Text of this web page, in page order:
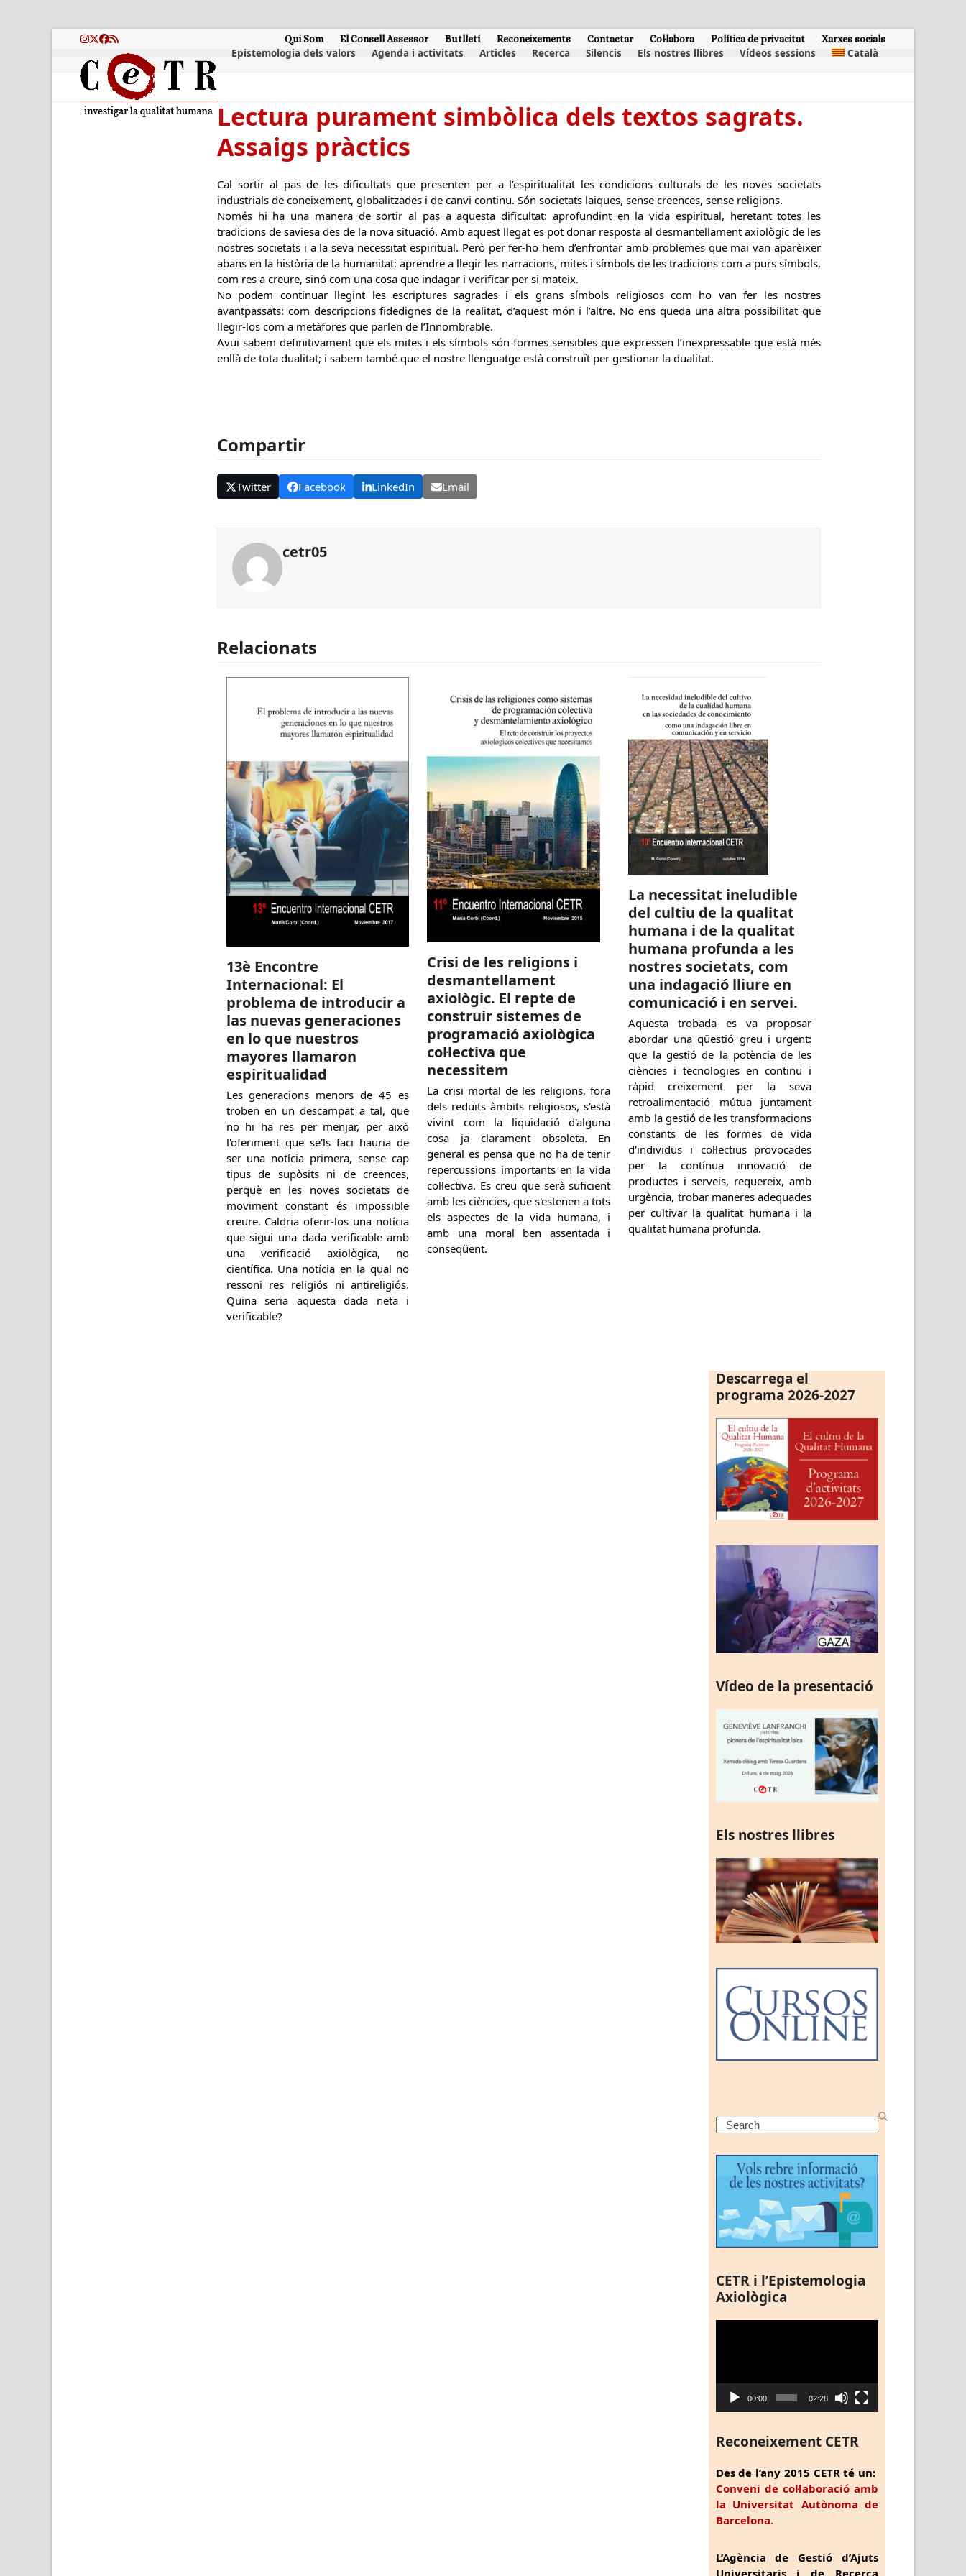
Instagram
Twitter
Facebook
RSS Qui Som El Consell Assessor Butlletí Reconeixements Contactar Col·labora Política de privacitat Xarxes socials
Epistemologia dels valors Agenda i activitats Articles Recerca Silencis Els nostres llibres Vídeos sessions Català
Lectura purament simbòlica dels textos sagrats.
Assaigs pràctics
Cal sortir al pas de les dificultats que presenten per a l’espiritualitat les condicions culturals de les noves societats
industrials de coneixement, globalitzades i de canvi continu. Són societats laiques, sense creences, sense religions.
Només hi ha una manera de sortir al pas a aquesta dificultat: aprofundint en la vida espiritual, heretant totes les
tradicions de saviesa des de la nova situació. Amb aquest llegat es pot donar resposta al desmantellament axiològic de les
nostres societats i a la seva necessitat espiritual. Però per fer-ho hem d’enfrontar amb problemes que mai van aparèixer
abans en la història de la humanitat: aprendre a llegir les narracions, mites i símbols de les tradicions com a purs símbols,
com res a creure, sinó com una cosa que indagar i verificar per si mateix.
No podem continuar llegint les escriptures sagrades i els grans símbols religiosos com ho van fer les nostres
avantpassats: com descripcions fidedignes de la realitat, d’aquest món i l’altre. No ens queda una altra possibilitat que
llegir-los com a metàfores que parlen de l’Innombrable.
Avui sabem definitivament que els mites i els símbols són formes sensibles que expressen l’inexpressable que està més
enllà de tota dualitat; i sabem també que el nostre llenguatge està construït per gestionar la dualitat.
Compartir
Twitter Facebook LinkedIn Email
cetr05
Relacionats
13è Encontre
Internacional: El
problema de introducir a
las nuevas generaciones
en lo que nuestros
mayores llamaron
espiritualidad
Les generacions menors de 45 es
troben en un descampat a tal, que
no hi ha res per menjar, per això
l'oferiment que se'ls faci hauria de
ser una notícia primera, sense cap
tipus de supòsits ni de creences,
perquè en les noves societats de
moviment constant és impossible
creure. Caldria oferir-los una notícia
que sigui una dada verificable amb
una verificació axiològica, no
científica. Una notícia en la qual no
ressoni res religiós ni antireligiós.
Quina seria aquesta dada neta i
verificable?
Crisi de les religions i
desmantellament
axiològic. El repte de
construir sistemes de
programació axiològica
col·lectiva que
necessitem
La crisi mortal de les religions, fora
dels reduïts àmbits religiosos, s'està
vivint com la liquidació d'alguna
cosa ja clarament obsoleta. En
general es pensa que no ha de tenir
repercussions importants en la vida
col·lectiva. Es creu que serà suficient
amb les ciències, que s'estenen a tots
els aspectes de la vida humana, i
amb una moral ben assentada i
conseqüent.
La necessitat ineludible
del cultiu de la qualitat
humana i de la qualitat
humana profunda a les
nostres societats, com
una indagació lliure en
comunicació i en servei.
Aquesta trobada es va proposar
abordar una qüestió greu i urgent:
que la gestió de la potència de les
ciències i tecnologies en continu i
ràpid creixement per la seva
retroalimentació mútua juntament
amb la gestió de les transformacions
constants de les formes de vida
d'individus i col·lectius provocades
per la contínua innovació de
productes i serveis, requereix, amb
urgència, trobar maneres adequades
per cultivar la qualitat humana i la
qualitat humana profunda.
Descarrega el
programa 2026-2027
Vídeo de la presentació
Els nostres llibres
Search
CETR i l’Epistemologia
Axiològica
00:00 02:28
Reconeixement CETR
Des de l’any 2015 CETR té un:
Conveni de col·laboració amb
la Universitat Autònoma de
Barcelona.
L’Agència de Gestió d’Ajuts
Universitaris i de Recerca